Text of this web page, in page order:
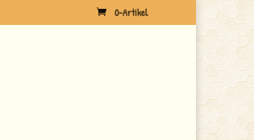
0-Artikel